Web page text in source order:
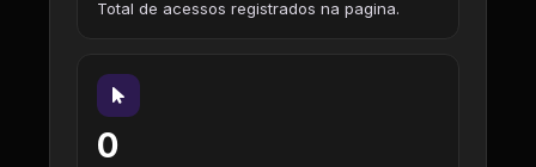
Total de acessos registrados na pagina.
0